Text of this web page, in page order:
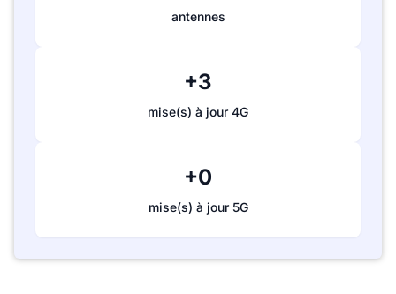
antennes
+3
mise(s) à jour 4G
+0
mise(s) à jour 5G